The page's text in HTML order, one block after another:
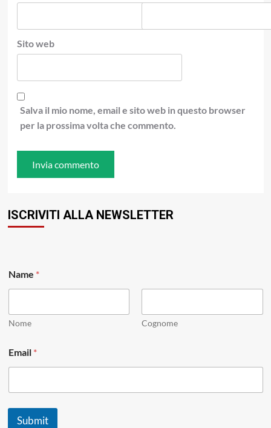
Sito web
Salva il mio nome, email e sito web in questo browser
per la prossima volta che commento.
ISCRIVITI ALLA NEWSLETTER
*
E
a
i
Name *
Nome Cognome
Email *
Submit